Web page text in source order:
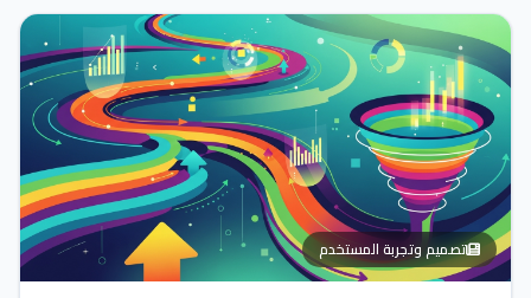
تصميم وتجربة المستخدم